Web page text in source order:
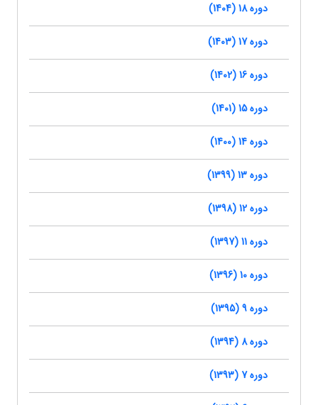
دوره 18 (1404)
دوره 17 (1403)
دوره 16 (1402)
دوره 15 (1401)
دوره 14 (1400)
دوره 13 (1399)
دوره 12 (1398)
دوره 11 (1397)
دوره 10 (1396)
دوره 9 (1395)
دوره 8 (1394)
دوره 7 (1393)